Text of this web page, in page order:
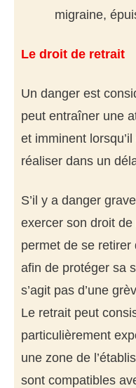
migraine,
Le droit de retrait
Un danger est
peut entraîner une
et imminent
réaliser dans un
S’il y a danger
exercer son droit
permet de se retirer
afin de protéger sa
s’agit pas d’une
Le retrait peut
particulièrement
une zone de
sont compatibles